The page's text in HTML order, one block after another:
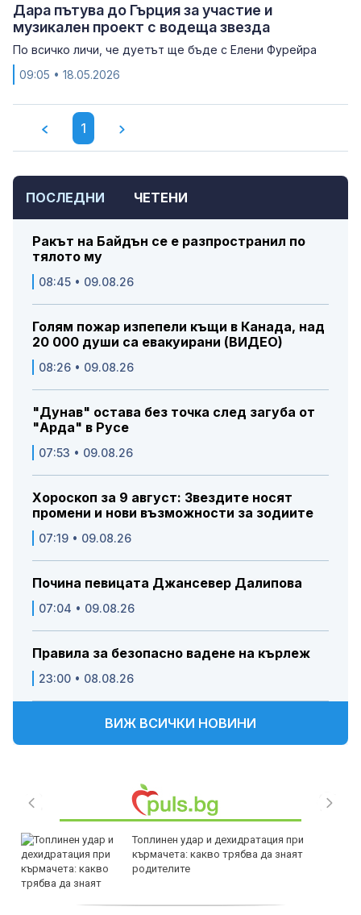
Дара пътува до Гърция за участие и
музикален проект с водеща звезда
По всичко личи, че дуетът ще бъде с Елени Фурейра
09:05 • 18.05.2026
1
ПОСЛЕДНИ ЧЕТЕНИ
Ракът на Байдън се е разпространил по
тялото му
08:45 • 09.08.26
Голям пожар изпепели къщи в Канада, над
20 000 души са евакуирани (ВИДЕО)
08:26 • 09.08.26
"Дунав" остава без точка след загуба от
"Арда" в Русе
07:53 • 09.08.26
Хороскоп за 9 август: Звездите носят
промени и нови възможности за зодиите
07:19 • 09.08.26
Почина певицата Джансевер Далипова
07:04 • 09.08.26
Правила за безопасно вадене на кърлеж
23:00 • 08.08.26
ВИЖ ВСИЧКИ НОВИНИ
Топлинен удар и дехидратация при
кърмачета: какво трябва да знаят
родителите